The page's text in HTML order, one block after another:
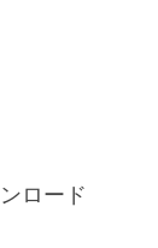
ロード